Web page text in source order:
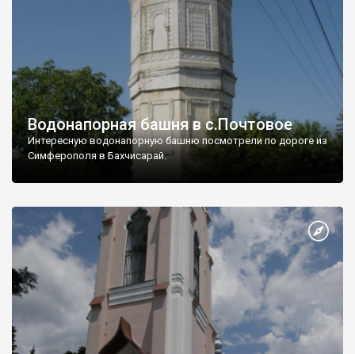
Водонапорная башня в с.Почтовое
Интересную водонапорную башню посмотрели по дороге из
Симферополя в Бахчисарай.